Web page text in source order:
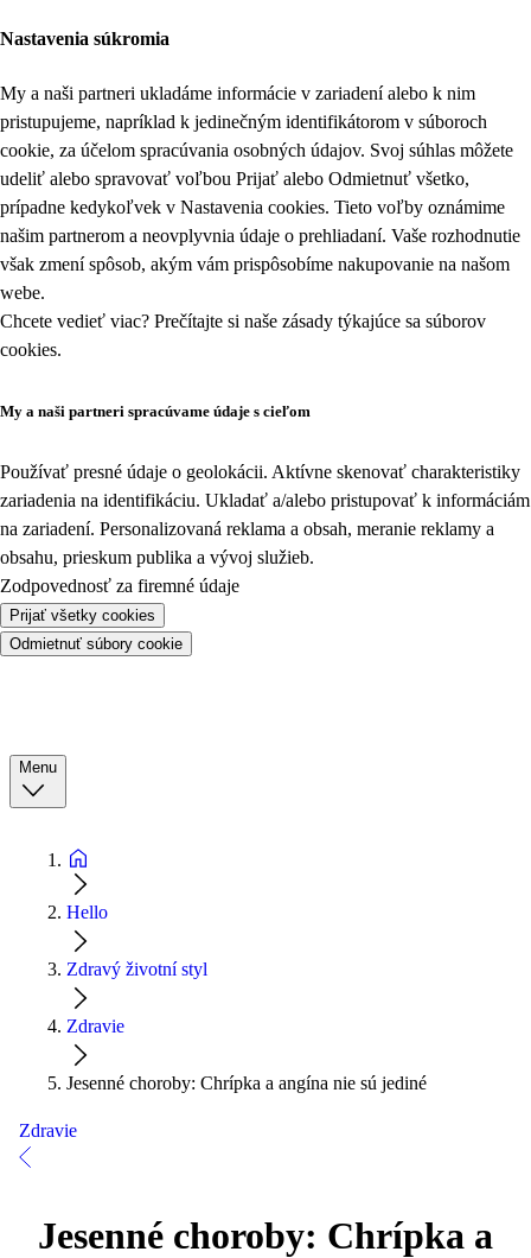
Nastavenia súkromia
My a naši partneri ukladáme informácie v zariadení alebo k nim
pristupujeme, napríklad k jedinečným identifikátorom v súboroch
cookie, za účelom spracúvania osobných údajov. Svoj súhlas môžete
udeliť alebo spravovať voľbou Prijať alebo Odmietnuť všetko,
prípadne kedykoľvek v Nastavenia cookies. Tieto voľby oznámime
našim partnerom a neovplyvnia údaje o prehliadaní. Vaše rozhodnutie
však zmení spôsob, akým vám prispôsobíme nakupovanie na našom
webe.
Chcete vedieť viac? Prečítajte si naše zásady týkajúce sa súborov
cookies.
My a naši partneri spracúvame údaje s cieľom
Používať presné údaje o geolokácii. Aktívne skenovať charakteristiky
zariadenia na identifikáciu. Ukladať a/alebo pristupovať k informáciám
na zariadení. Personalizovaná reklama a obsah, meranie reklamy a
obsahu, prieskum publika a vývoj služieb.
Zodpovednosť za firemné údaje
Prijať všetky cookies
Odmietnuť súbory cookie
Menu
Hello
Zdravý životní styl
Zdravie
Jesenné choroby: Chrípka a angína nie sú jediné
Zdravie
Jesenné choroby: Chrípka a